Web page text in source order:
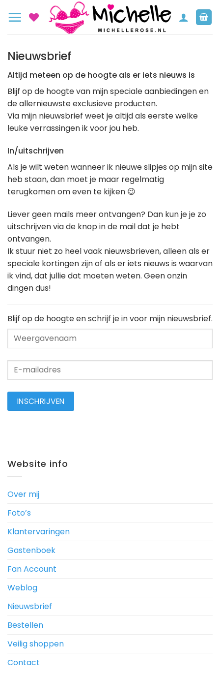
naar
Nieuwsbrief
Altijd meteen op de hoogte als er iets nieuws is
Blijf op de hoogte van mijn speciale aanbiedingen en
de allernieuwste exclusieve producten.
Via mijn nieuwsbrief weet je altijd als eerste welke
leuke verrassingen ik voor jou heb.
In/uitschrijven
Als je wilt weten wanneer ik nieuwe slipjes op mijn site
heb staan, dan moet je maar regelmatig
terugkomen om even te kijken 😉
Liever geen mails meer ontvangen? Dan kun je je zo
uitschrijven via de knop in de mail dat je hebt
ontvangen.
Ik stuur niet zo heel vaak nieuwsbrieven, alleen als er
speciale kortingen zijn of als er iets nieuws is waarvan
ik vind, dat jullie dat moeten weten. Geen onzin
dingen dus!
Blijf op de hoogte en schrijf je in voor mijn nieuwsbrief.
Website info
Over mij
Foto’s
Klantervaringen
Gastenboek
Fan Account
Weblog
Nieuwsbrief
Bestellen
Veilig shoppen
Contact